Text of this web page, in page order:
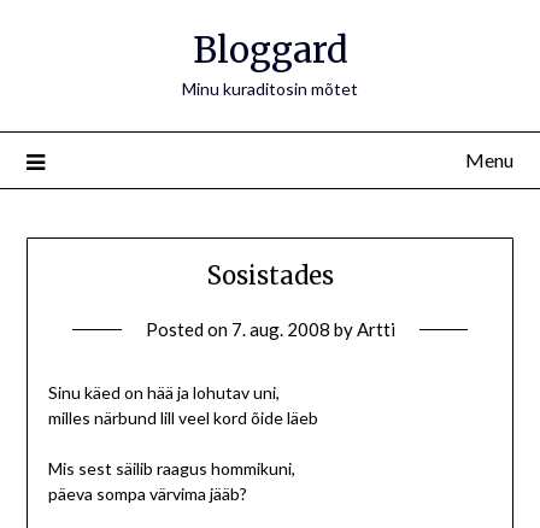
Bloggard
Minu kuraditosin mõtet
Menu
Sosistades
Posted on 7. aug. 2008 byArtti
Sinu käed on hää ja lohutav uni,
milles närbund lill veel kord õide läeb
Mis sest säilib raagus hommikuni,
päeva sompa värvima jääb?